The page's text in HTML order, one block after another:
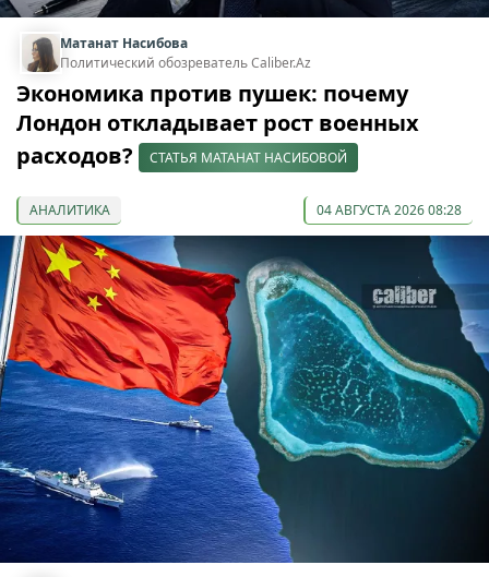
Матанат Насибова
Политический обозреватель Caliber.Az
Экономика против пушек: почему
Лондон откладывает рост военных
расходов?
СТАТЬЯ МАТАНАТ НАСИБОВОЙ
АНАЛИТИКА 04 АВГУСТА 2026 08:28